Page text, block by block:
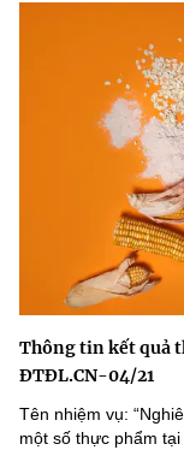
Thông tin kết quả
ĐTĐL.CN-04/21
Tên nhiệm vụ:
một số thực phẩm